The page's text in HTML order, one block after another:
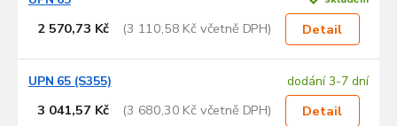
2 570,73 Kč (3 110,58 Kč včetně DPH) Detail
UPN 65 (S355) dodání 3-7 dní
3 041,57 Kč (3 680,30 Kč včetně DPH) Detail